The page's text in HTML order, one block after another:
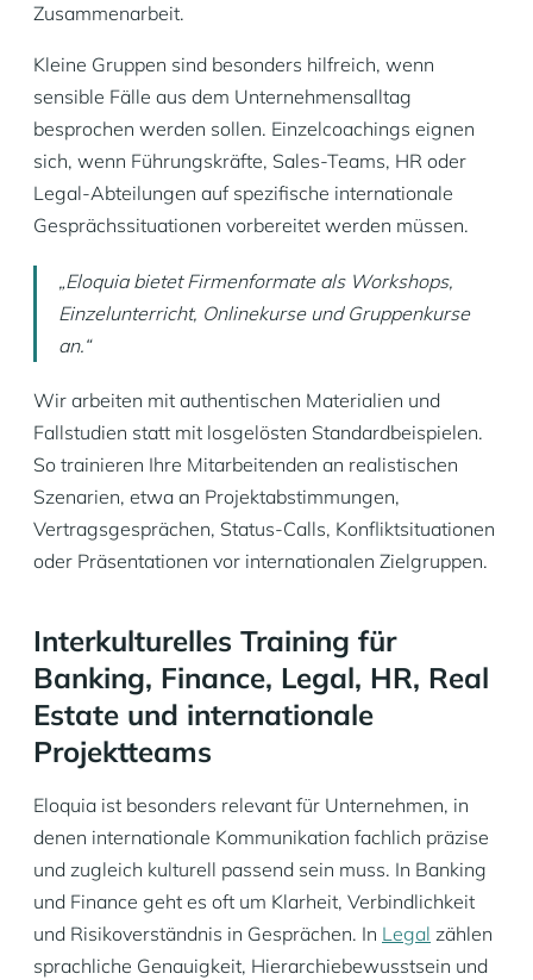
Zusammenarbeit.
Kleine Gruppen sind besonders hilfreich, wenn
sensible Fälle aus dem Unternehmensalltag
besprochen werden sollen. Einzelcoachings eignen
sich, wenn Führungskräfte, Sales-Teams, HR oder
Legal-Abteilungen auf spezifische internationale
Gesprächssituationen vorbereitet werden müssen.
„Eloquia bietet Firmenformate als Workshops,
Einzelunterricht, Onlinekurse und Gruppenkurse
an.“
Wir arbeiten mit authentischen Materialien und
Fallstudien statt mit losgelösten Standardbeispielen.
So trainieren Ihre Mitarbeitenden an realistischen
Szenarien, etwa an Projektabstimmungen,
Vertragsgesprächen, Status-Calls, Konfliktsituationen
oder Präsentationen vor internationalen Zielgruppen.
Interkulturelles Training für
Banking, Finance, Legal, HR, Real
Estate und internationale
Projektteams
Eloquia ist besonders relevant für Unternehmen, in
denen internationale Kommunikation fachlich präzise
und zugleich kulturell passend sein muss. In Banking
und Finance geht es oft um Klarheit, Verbindlichkeit
und Risikoverständnis in Gesprächen. In Legal zählen
sprachliche Genauigkeit, Hierarchiebewusstsein und